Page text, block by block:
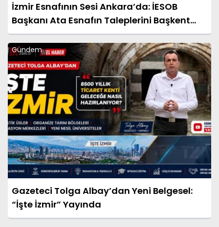
İzmir Esnafının Sesi Ankara’da: İESOB
Başkanı Ata Esnafın Taleplerini Başkent
Gündemine Taşıdı
Gündem
Gazeteci Tolga Albay’dan Yeni Belgesel:
“İşte İzmir” Yayında